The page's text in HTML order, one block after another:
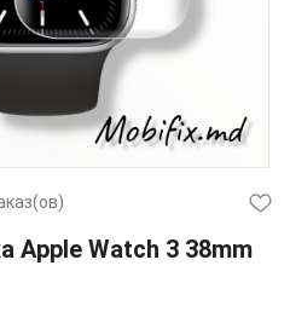
Apple Watch 3 38mm